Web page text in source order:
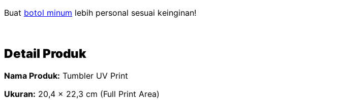
Buat botol minum lebih personal sesuai keinginan!
Detail Produk
Nama Produk: Tumbler UV Print
Ukuran: 20,4 x 22,3 cm (Full Print Area)